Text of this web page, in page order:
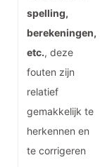
spelling,
berekeningen,
etc., deze
fouten zijn
relatief
gemakkelijk te
herkennen en
te corrigeren